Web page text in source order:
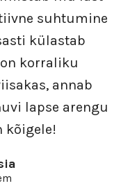
suhtumine
külastab
korraliku
annab
lapse arengu
kõigele!